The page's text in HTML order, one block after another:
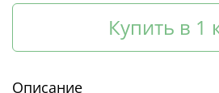
Купить в 1
Описание